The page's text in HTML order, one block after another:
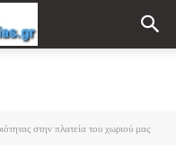
στην πλατεία του χωριού μας